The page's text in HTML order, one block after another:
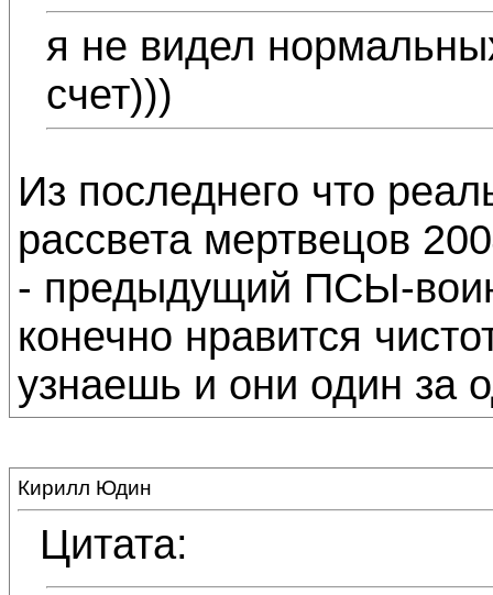
я не видел
счет)))
Из последнего что
рассвета мертвецов
- предыдущий ПСЫ-
конечно нравится
узнаешь и они один за
Кирилл Юдин
Цитата: